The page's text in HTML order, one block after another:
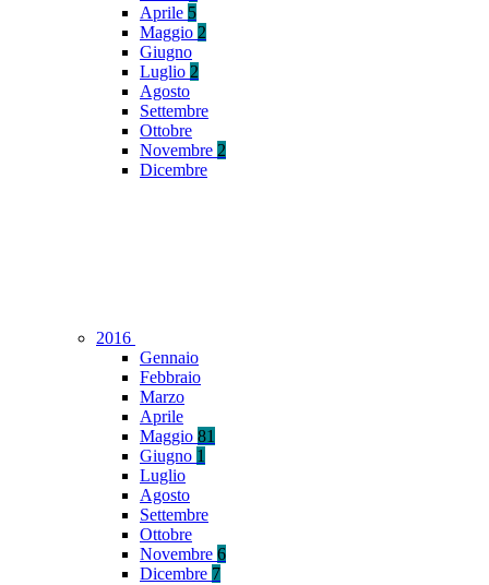
Aprile 5
Maggio 2
Giugno
Luglio 2
Agosto
Settembre
Ottobre
Novembre 2
Dicembre
2016
Gennaio
Febbraio
Marzo
Aprile
Maggio 81
Giugno 1
Luglio
Agosto
Settembre
Ottobre
Novembre 6
Dicembre 7